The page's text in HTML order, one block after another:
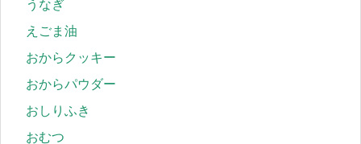
うなぎ
えごま油
おからクッキー
おからパウダー
おしりふき
おむつ